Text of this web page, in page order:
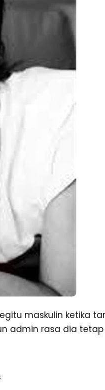
maskulin ketika
admin rasa dia